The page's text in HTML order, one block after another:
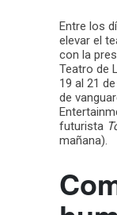
Entre los
elevar el
con la
Teatro de
19 al 21
de
futurista
mañana).